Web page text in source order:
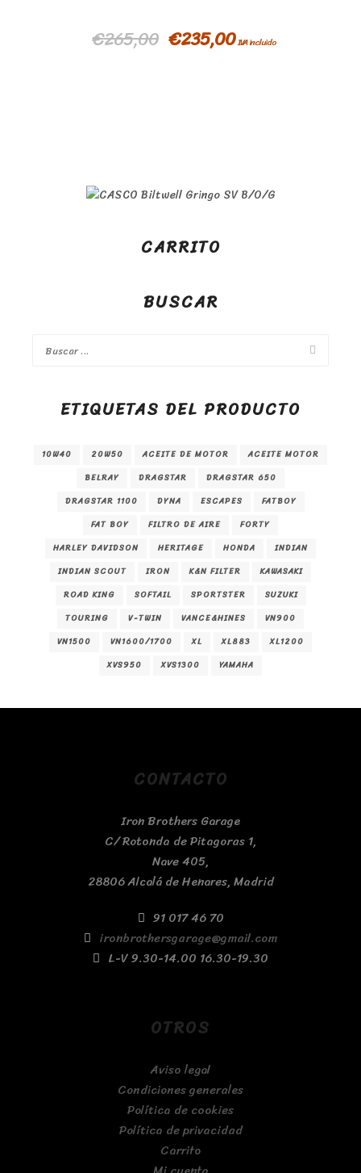
€265,00 €235,00IVA incluido
CARRITO
BUSCAR
ETIQUETAS DEL PRODUCTO
10W40 20W50 ACEITE DE MOTOR
ACEITE MOTOR
BELRAY
DRAGSTAR
DRAGSTAR 650
DRAGSTAR 1100
DYNA ESCAPES
FATBOY
FAT BOY
FILTRO DE AIRE
FORTY
HARLEY DAVIDSON
HERITAGE HONDA
INDIAN
INDIAN SCOUT
IRON K&N FILTER
KAWASAKI
ROAD KING
SOFTAIL SPORTSTER
SUZUKI
TOURING
V-TWIN VANCE&HINES
VN900
VN1500
VN1600/1700 XL XL883
XL1200
XVS950
XVS1300 YAMAHA
CONTACTO
Iron Brothers Garage
C/ Rotonda de Pitagoras 1,
Nave 405,
28806 Alcalá de Henares, Madrid
91 017 46 70
ironbrothersgarage@gmail.com
L-V 9.30-14.00 16.30-19.30
OTROS
Aviso legal
Condiciones generales
Política de cookies
Política de privacidad
Carrito